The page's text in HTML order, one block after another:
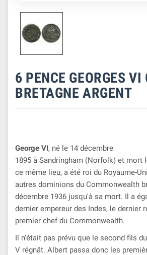
6 PENCE GEORGES VI
BRETAGNE ARGENT
George VI, né le 14 décembre
1895 à Sandringham (Norfolk) et mort
ce même lieu, a été roi du Royaume-
autres dominions du Commonwealth
décembre 1936 jusqu'à sa mort. Il a
dernier empereur des Indes, le dernier
premier chef du Commonwealth.
Il n'était pas prévu que le second fils
V régnât. Albert passa donc les